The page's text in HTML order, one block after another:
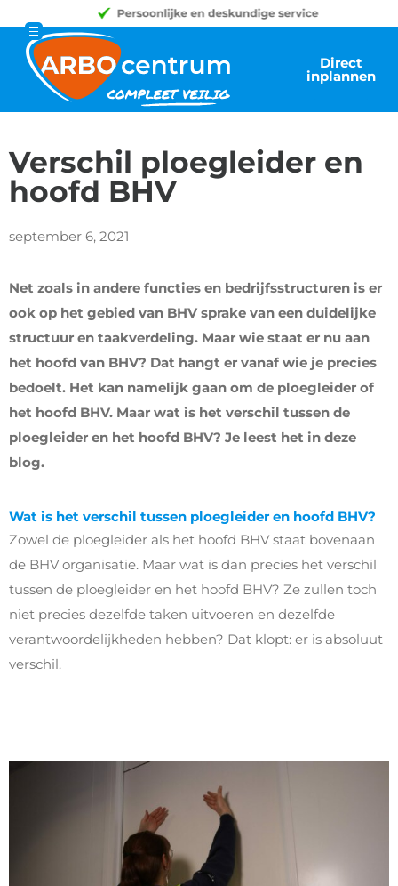
Direct
inplannen
Verschil ploegleider en
hoofd BHV
september 6, 2021
Net zoals in andere functies en bedrijfsstructuren is er
ook op het gebied van BHV sprake van een duidelijke
structuur en taakverdeling. Maar wie staat er nu aan
het hoofd van BHV? Dat hangt er vanaf wie je precies
bedoelt. Het kan namelijk gaan om de ploegleider of
het hoofd BHV. Maar wat is het verschil tussen de
ploegleider en het hoofd BHV? Je leest het in deze
blog.
Wat is het verschil tussen ploegleider en hoofd BHV?
Zowel de ploegleider als het hoofd BHV staat bovenaan
de BHV organisatie. Maar wat is dan precies het verschil
tussen de ploegleider en het hoofd BHV? Ze zullen toch
niet precies dezelfde taken uitvoeren en dezelfde
verantwoordelijkheden hebben? Dat klopt: er is absoluut
verschil.